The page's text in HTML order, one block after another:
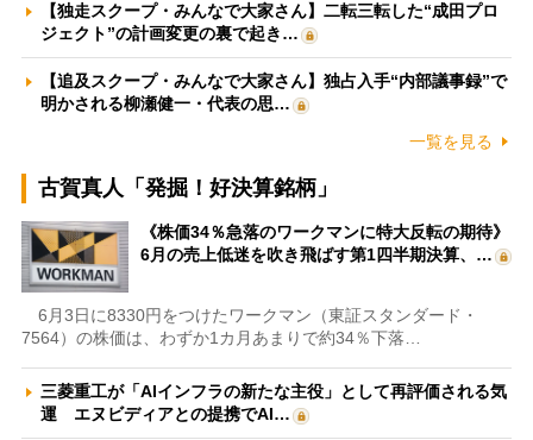
【独走スクープ・みんなで大家さん】二転三転した“成田プロ
ジェクト”の計画変更の裏で起き…
【追及スクープ・みんなで大家さん】独占入手“内部議事録”で
明かされる柳瀬健一・代表の思…
一覧を見る
古賀真人「発掘！好決算銘柄」
《株価34％急落のワークマンに特大反転の期待》
6月の売上低迷を吹き飛ばす第1四半期決算、…
6月3日に8330円をつけたワークマン（東証スタンダード・
7564）の株価は、わずか1カ月あまりで約34％下落…
三菱重工が「AIインフラの新たな主役」として再評価される気
運 エヌビディアとの提携でAI…